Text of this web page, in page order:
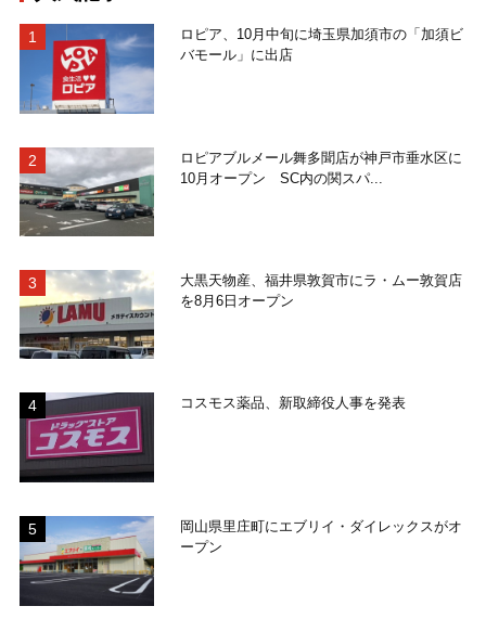
ロピア、10月中旬に埼玉県加須市の「加須ビ
バモール」に出店
ロピアブルメール舞多聞店が神戸市垂水区に
10月オープン SC内の関スパ...
大黒天物産、福井県敦賀市にラ・ムー敦賀店
を8月6日オープン
コスモス薬品、新取締役人事を発表
岡山県里庄町にエブリイ・ダイレックスがオ
ープン